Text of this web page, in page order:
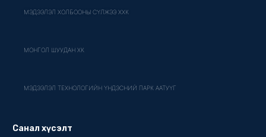
МЭДЭЭЛЭЛ ХОЛБООНЫ СҮЛЖЭЭ ХХК
МОНГОЛ ШУУДАН ХК
МЭДЭЭЛЭЛ ТЕХНОЛОГИЙН ҮНДЭСНИЙ ПАРК ААТУҮГ
Санал хүсэлт